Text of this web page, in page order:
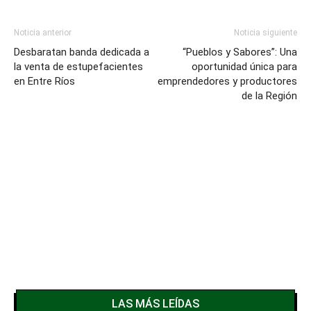
Noticia anterior
Desbaratan banda dedicada a
la venta de estupefacientes
en Entre Ríos
Noticia siguiente
“Pueblos y Sabores”: Una
oportunidad única para
emprendedores y productores
de la Región
LAS MÁS LEÍDAS